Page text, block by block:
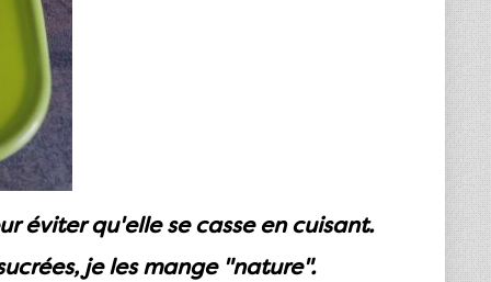
éviter qu'elle se casse en cuisant.
je les mange "nature".